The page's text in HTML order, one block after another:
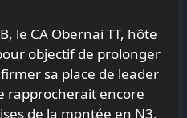
le CA Obernai TT, hôte
objectif de prolonger
sa place de leader
rapprocherait encore
de la montée en N3.